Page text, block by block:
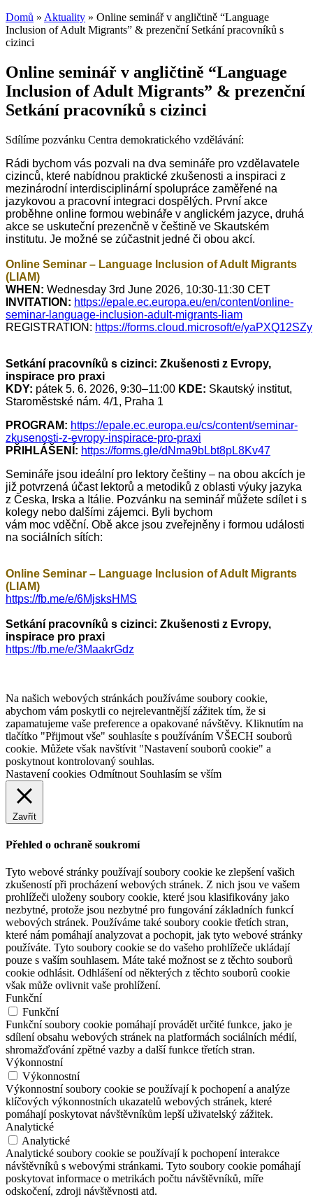
Domů » Aktuality » Online seminář v angličtině “Language
Inclusion of Adult Migrants” & prezenční Setkání pracovníků s
cizinci
Online seminář v angličtině “Language
Inclusion of Adult Migrants” & prezenční
Setkání pracovníků s cizinci
Sdílíme pozvánku Centra demokratického vzdělávání:
Rádi bychom vás pozvali na dva semináře pro vzdělavatele
cizinců, které nabídnou praktické zkušenosti a inspiraci z
mezinárodní interdisciplinární spolupráce zaměřené na
jazykovou a pracovní integraci dospělých. První akce
proběhne online formou webináře v anglickém jazyce, druhá
akce se uskuteční prezenčně v češtině ve Skautském
institutu. Je možné se zúčastnit jedné či obou akcí.
Online Seminar – Language Inclusion of Adult Migrants
(LIAM)
WHEN: Wednesday 3rd June 2026, 10:30-11:30 CET
INVITATION: https://epale.ec.europa.eu/en/content/online-
seminar-language-inclusion-adult-migrants-liam
REGISTRATION: https://forms.cloud.microsoft/e/yaPXQ12SZy
Setkání pracovníků s cizinci: Zkušenosti z Evropy,
inspirace pro praxi
KDY: pátek 5. 6. 2026, 9:30–11:00 KDE: Skautský institut,
Staroměstské nám. 4/1, Praha 1
PROGRAM: https://epale.ec.europa.eu/cs/content/seminar-
zkusenosti-z-evropy-inspirace-pro-praxi
PŘIHLÁŠENÍ: https://forms.gle/dNma9bLbt8pL8Kv47
Semináře jsou ideální pro lektory češtiny – na obou akcích je
již potvrzená účast lektorů a metodiků z oblasti výuky jazyka
z Česka, Irska a Itálie. Pozvánku na seminář můžete sdílet i s
kolegy nebo dalšími zájemci. Byli bychom
vám moc vděční. Obě akce jsou zveřejněny i formou události
na sociálních sítích:
Online Seminar – Language Inclusion of Adult Migrants
(LIAM)
https://fb.me/e/6MjsksHMS
Setkání pracovníků s cizinci: Zkušenosti z Evropy,
inspirace pro praxi
https://fb.me/e/3MaakrGdz
Na našich webových stránkách používáme soubory cookie,
abychom vám poskytli co nejrelevantnější zážitek tím, že si
zapamatujeme vaše preference a opakované návštěvy. Kliknutím na
tlačítko "Přijmout vše" souhlasíte s používáním VŠECH souborů
cookie. Můžete však navštívit "Nastavení souborů cookie" a
poskytnout kontrolovaný souhlas.
Nastavení cookies Odmítnout Souhlasím se vším
Zavřít
Přehled o ochraně soukromí
Tyto webové stránky používají soubory cookie ke zlepšení vašich
zkušeností při procházení webových stránek. Z nich jsou ve vašem
prohlížeči uloženy soubory cookie, které jsou klasifikovány jako
nezbytné, protože jsou nezbytné pro fungování základních funkcí
webových stránek. Používáme také soubory cookie třetích stran,
které nám pomáhají analyzovat a pochopit, jak tyto webové stránky
používáte. Tyto soubory cookie se do vašeho prohlížeče ukládají
pouze s vaším souhlasem. Máte také možnost se z těchto souborů
cookie odhlásit. Odhlášení od některých z těchto souborů cookie
však může ovlivnit vaše prohlížení.
Funkční
Funkční
Funkční soubory cookie pomáhají provádět určité funkce, jako je
sdílení obsahu webových stránek na platformách sociálních médií,
shromažďování zpětné vazby a další funkce třetích stran.
Výkonnostní
Výkonnostní
Výkonnostní soubory cookie se používají k pochopení a analýze
klíčových výkonnostních ukazatelů webových stránek, které
pomáhají poskytovat návštěvníkům lepší uživatelský zážitek.
Analytické
Analytické
Analytické soubory cookie se používají k pochopení interakce
návštěvníků s webovými stránkami. Tyto soubory cookie pomáhají
poskytovat informace o metrikách počtu návštěvníků, míře
odskočení, zdroji návštěvnosti atd.